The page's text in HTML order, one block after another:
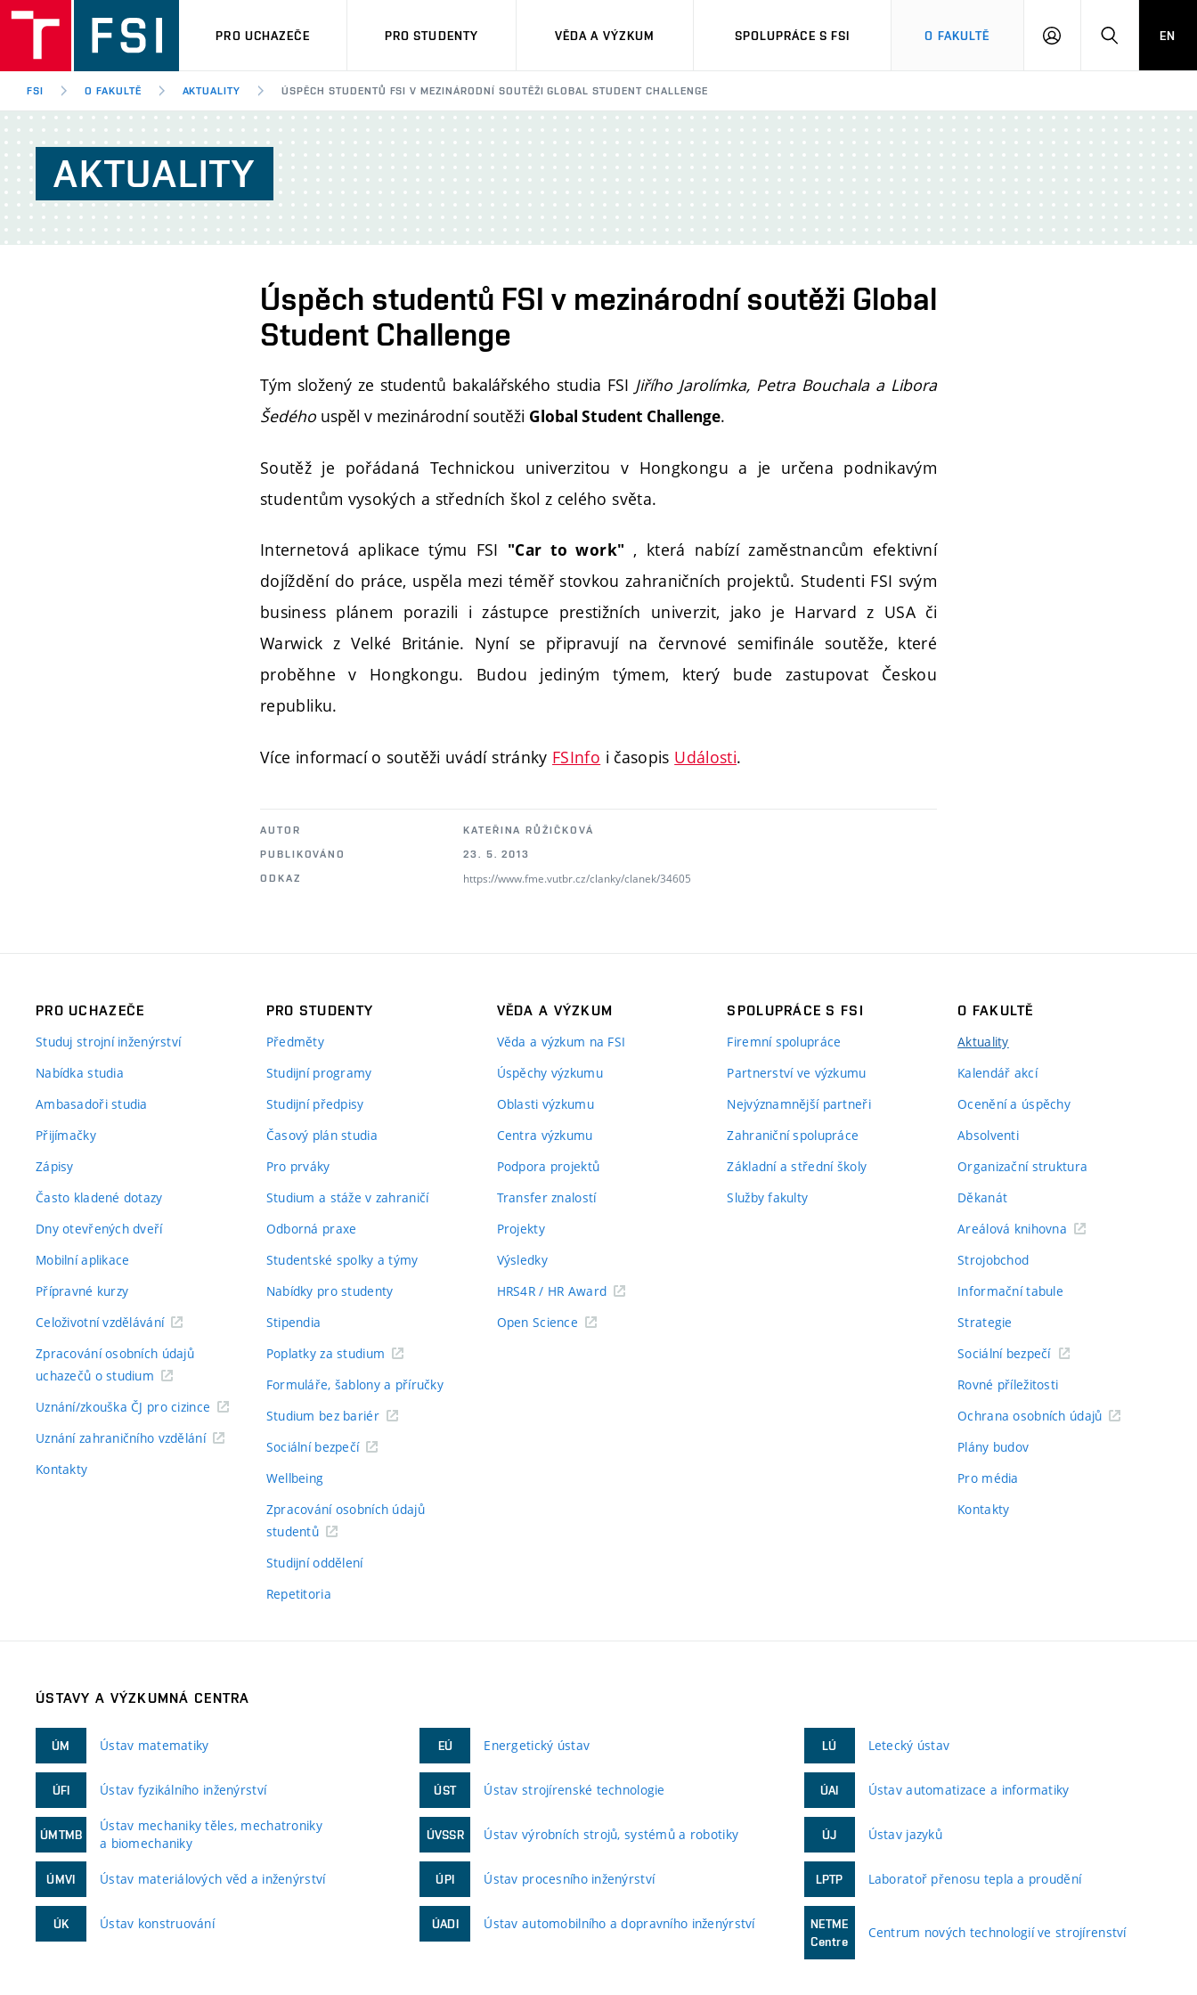
PRO UCHAZEČE PRO STUDENTY VĚDA A VÝZKUM SPOLUPRÁCE S FSI O FAKULTĚ
PŘIHLÁŠENÍHLEDAT
EN
FSI O FAKULTĚ AKTUALITY ÚSPĚCH STUDENTŮ FSI V MEZINÁRODNÍ SOUTĚŽI GLOBAL STUDENT CHALLENGE
AKTUALITY
Úspěch studentů FSI v mezinárodní soutěži Global
Student Challenge
Tým složený ze studentů bakalářského studia FSI Jiřího Jarolímka, Petra Bouchala a Libora
Šedého uspěl v mezinárodní soutěži Global Student Challenge.
Soutěž je pořádaná Technickou univerzitou v Hongkongu a je určena podnikavým
studentům vysokých a středních škol z celého světa.
Internetová aplikace týmu FSI "Car to work" , která nabízí zaměstnancům efektivní
dojíždění do práce, uspěla mezi téměř stovkou zahraničních projektů. Studenti FSI svým
business plánem porazili i zástupce prestižních univerzit, jako je Harvard z USA či
Warwick z Velké Británie. Nyní se připravují na červnové semifinále soutěže, které
proběhne v Hongkongu. Budou jediným týmem, který bude zastupovat Českou
republiku.
Více informací o soutěži uvádí stránky FSInfo i časopis Události.
AUTOR
KATEŘINA RŮŽIČKOVÁ
PUBLIKOVÁNO
23. 5. 2013
ODKAZ
https://www.fme.vutbr.cz/clanky/clanek/34605
PRO UCHAZEČE
Studuj strojní inženýrství
Nabídka studia
Ambasadoři studia
Přijímačky
Zápisy
Často kladené dotazy
Dny otevřených dveří
Mobilní aplikace
Přípravné kurzy
Celoživotní vzdělávání
Zpracování osobních údajů
uchazečů o studium
Uznání/zkouška ČJ pro cizince
Uznání zahraničního vzdělání
Kontakty
PRO STUDENTY
Předměty
Studijní programy
Studijní předpisy
Časový plán studia
Pro prváky
Studium a stáže v zahraničí
Odborná praxe
Studentské spolky a týmy
Nabídky pro studenty
Stipendia
Poplatky za studium
Formuláře, šablony a příručky
Studium bez bariér
Sociální bezpečí
Wellbeing
Zpracování osobních údajů
studentů
Studijní oddělení
Repetitoria
VĚDA A VÝZKUM
Věda a výzkum na FSI
Úspěchy výzkumu
Oblasti výzkumu
Centra výzkumu
Podpora projektů
Transfer znalostí
Projekty
Výsledky
HRS4R / HR Award
Open Science
SPOLUPRÁCE S FSI
Firemní spolupráce
Partnerství ve výzkumu
Nejvýznamnější partneři
Zahraniční spolupráce
Základní a střední školy
Služby fakulty
O FAKULTĚ
Aktuality
Kalendář akcí
Ocenění a úspěchy
Absolventi
Organizační struktura
Děkanát
Areálová knihovna
Strojobchod
Informační tabule
Strategie
Sociální bezpečí
Rovné příležitosti
Ochrana osobních údajů
Plány budov
Pro média
Kontakty
ÚSTAVY A VÝZKUMNÁ CENTRA
ÚM Ústav matematiky
ÚFI Ústav fyzikálního inženýrství
ÚMTMB
Ústav mechaniky těles, mechatroniky
a biomechaniky
ÚMVI Ústav materiálových věd a inženýrství
ÚK Ústav konstruování
EÚ Energetický ústav
ÚST Ústav strojírenské technologie
ÚVSSR Ústav výrobních strojů, systémů a robotiky
ÚPI Ústav procesního inženýrství
ÚADI Ústav automobilního a dopravního inženýrství
LÚ Letecký ústav
ÚAI Ústav automatizace a informatiky
ÚJ Ústav jazyků
LPTP Laboratoř přenosu tepla a proudění
NETME
Centre
Centrum nových technologií ve strojírenství